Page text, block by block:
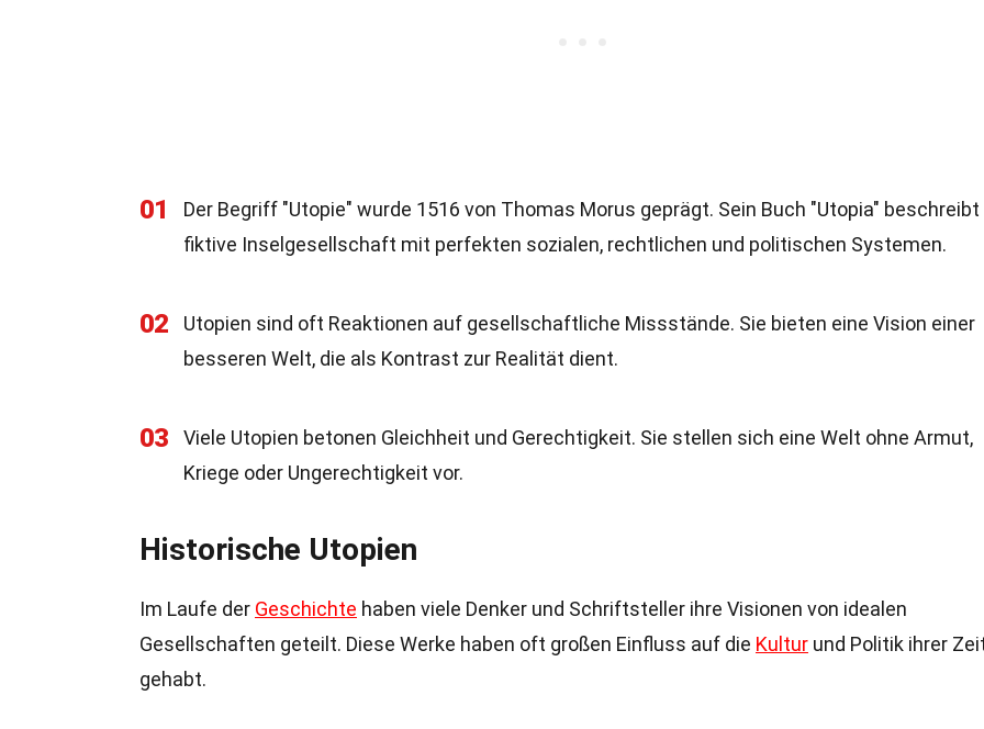
01
Der Begriff "Utopie" wurde 1516 von Thomas Morus geprägt. Sein Buch "Utopia" beschreibt
fiktive Inselgesellschaft mit perfekten sozialen, rechtlichen und politischen Systemen.
02
Utopien sind oft Reaktionen auf gesellschaftliche Missstände. Sie bieten eine Vision einer
besseren Welt, die als Kontrast zur Realität dient.
03
Viele Utopien betonen Gleichheit und Gerechtigkeit. Sie stellen sich eine Welt ohne Armut,
Kriege oder Ungerechtigkeit vor.
Historische Utopien
Im Laufe der Geschichte haben viele Denker und Schriftsteller ihre Visionen von idealen
Gesellschaften geteilt. Diese Werke haben oft großen Einfluss auf die Kultur und Politik ihrer
gehabt.